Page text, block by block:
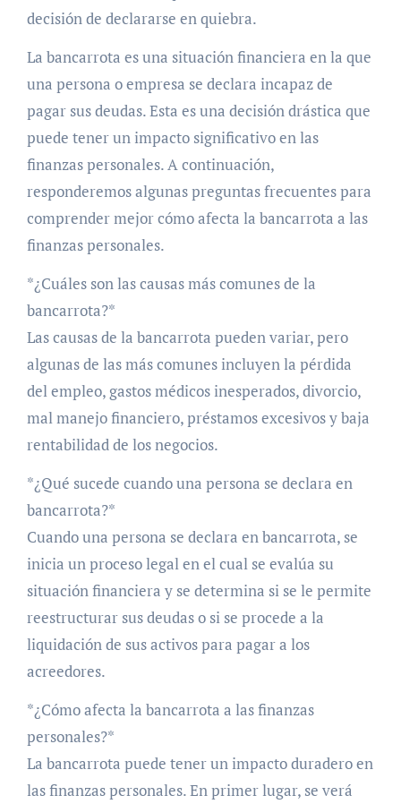
decisión de declararse en quiebra.
La bancarrota es una situación financiera en la que
una persona o empresa se declara incapaz de
pagar sus deudas. Esta es una decisión drástica que
puede tener un impacto significativo en las
finanzas personales. A continuación,
responderemos algunas preguntas frecuentes para
comprender mejor cómo afecta la bancarrota a las
finanzas personales.
*¿Cuáles son las causas más comunes de la
bancarrota?*
Las causas de la bancarrota pueden variar, pero
algunas de las más comunes incluyen la pérdida
del empleo, gastos médicos inesperados, divorcio,
mal manejo financiero, préstamos excesivos y baja
rentabilidad de los negocios.
*¿Qué sucede cuando una persona se declara en
bancarrota?*
Cuando una persona se declara en bancarrota, se
inicia un proceso legal en el cual se evalúa su
situación financiera y se determina si se le permite
reestructurar sus deudas o si se procede a la
liquidación de sus activos para pagar a los
acreedores.
*¿Cómo afecta la bancarrota a las finanzas
personales?*
La bancarrota puede tener un impacto duradero en
las finanzas personales. En primer lugar, se verá